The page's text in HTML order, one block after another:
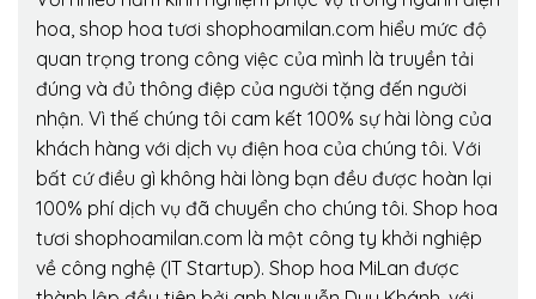
hoa, shop hoa tươi shophoamilan.com hiểu mức độ
quan trọng trong công việc của mình là truyền tải
đúng và đủ thông điệp của người tặng đến người
nhận. Vì thế chúng tôi cam kết 100% sự hài lòng của
khách hàng với dịch vụ điện hoa của chúng tôi. Với
bất cứ điều gì không hài lòng bạn đều được hoàn lại
100% phí dịch vụ đã chuyển cho chúng tôi. Shop hoa
tươi shophoamilan.com là một công ty khởi nghiệp
về công nghệ (IT Startup). Shop hoa MiLan được